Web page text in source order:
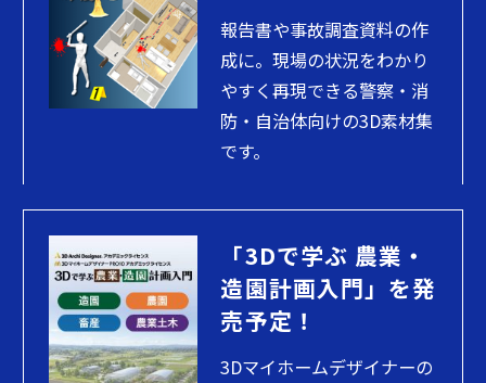
報告書や事故調査資料の作
成に。現場の状況をわかり
やすく再現できる警察・消
防・自治体向けの3D素材集
です。
「3Dで学ぶ 農業・
造園計画入門」を発
売予定！
3Dマイホームデザイナーの